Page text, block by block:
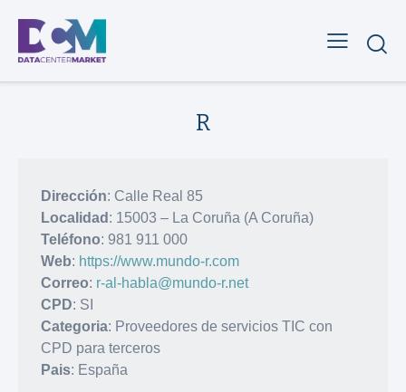
R
Dirección: Calle Real 85
Localidad : 15003 – La Coruña (A Coruña)
Teléfono: 981 911 000
Web: https://www.mundo-r.com
Correo: r-al-habla@mundo-r.net
CPD: SI
Categoria: Proveedores de servicios TIC con
CPD para terceros
Pais: España